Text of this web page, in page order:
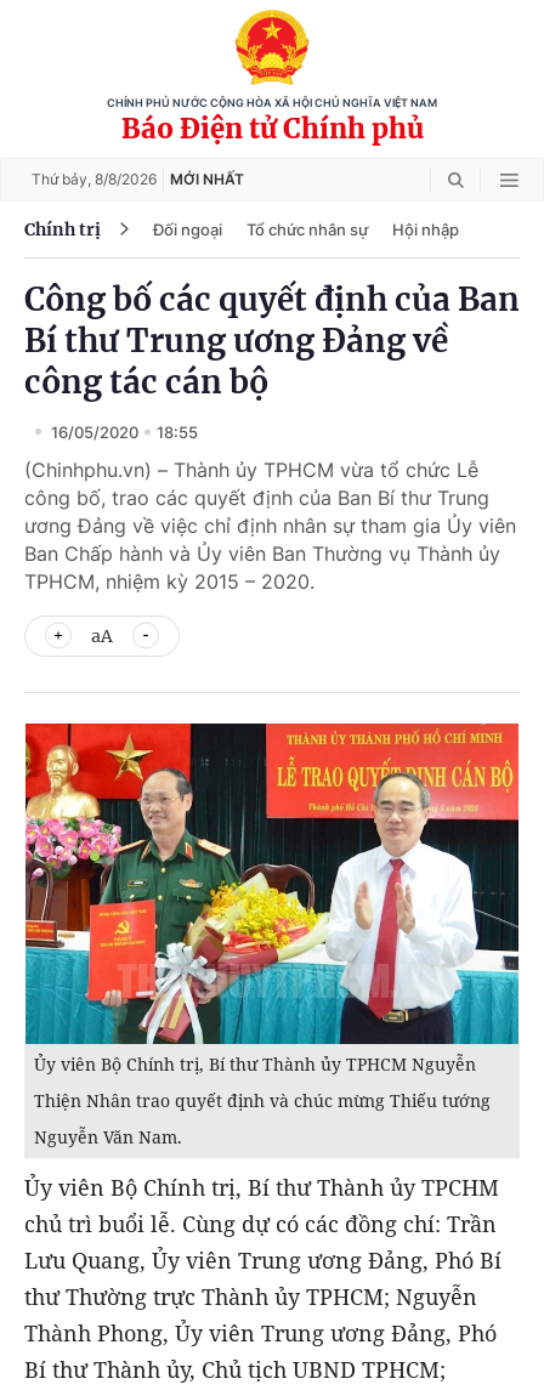
CHÍNH PHỦ NƯỚC CỘNG HÒA XÃ HỘI CHỦ NGHĨA VIỆT NAM
Báo Điện tử Chính phủ
Thứ bảy, 8/8/2026 MỚI NHẤT
Chính trị Đối ngoại Tổ chức nhân sự Hội nhập
Công bố các quyết định của Ban
Bí thư Trung ương Đảng về
công tác cán bộ
16/05/2020 18:55
(Chinhphu.vn) – Thành ủy TPHCM vừa tổ chức Lễ
công bố, trao các quyết định của Ban Bí thư Trung
ương Đảng về việc chỉ định nhân sự tham gia Ủy viên
Ban Chấp hành và Ủy viên Ban Thường vụ Thành ủy
TPHCM, nhiệm kỳ 2015 – 2020.
aA
Ủy viên Bộ Chính trị, Bí thư Thành ủy TPHCM Nguyễn
Thiện Nhân trao quyết định và chúc mừng Thiếu tướng
Nguyễn Văn Nam.
Ủy viên Bộ Chính trị, Bí thư Thành ủy TPCHM
chủ trì buổi lễ. Cùng dự có các đồng chí: Trần
Lưu Quang, Ủy viên Trung ương Đảng, Phó Bí
thư Thường trực Thành ủy TPHCM; Nguyễn
Thành Phong, Ủy viên Trung ương Đảng, Phó
Bí thư Thành ủy, Chủ tịch UBND TPHCM;